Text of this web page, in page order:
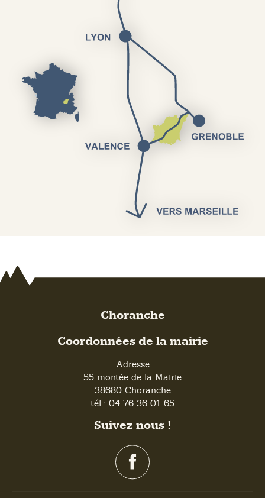
Choranche
Coordonnées de la mairie
Adresse
55 montée de la Mairie
38680 Choranche
tél : 04 76 36 01 65
Suivez nous !